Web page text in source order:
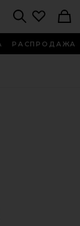
РАСПРОДАЖА